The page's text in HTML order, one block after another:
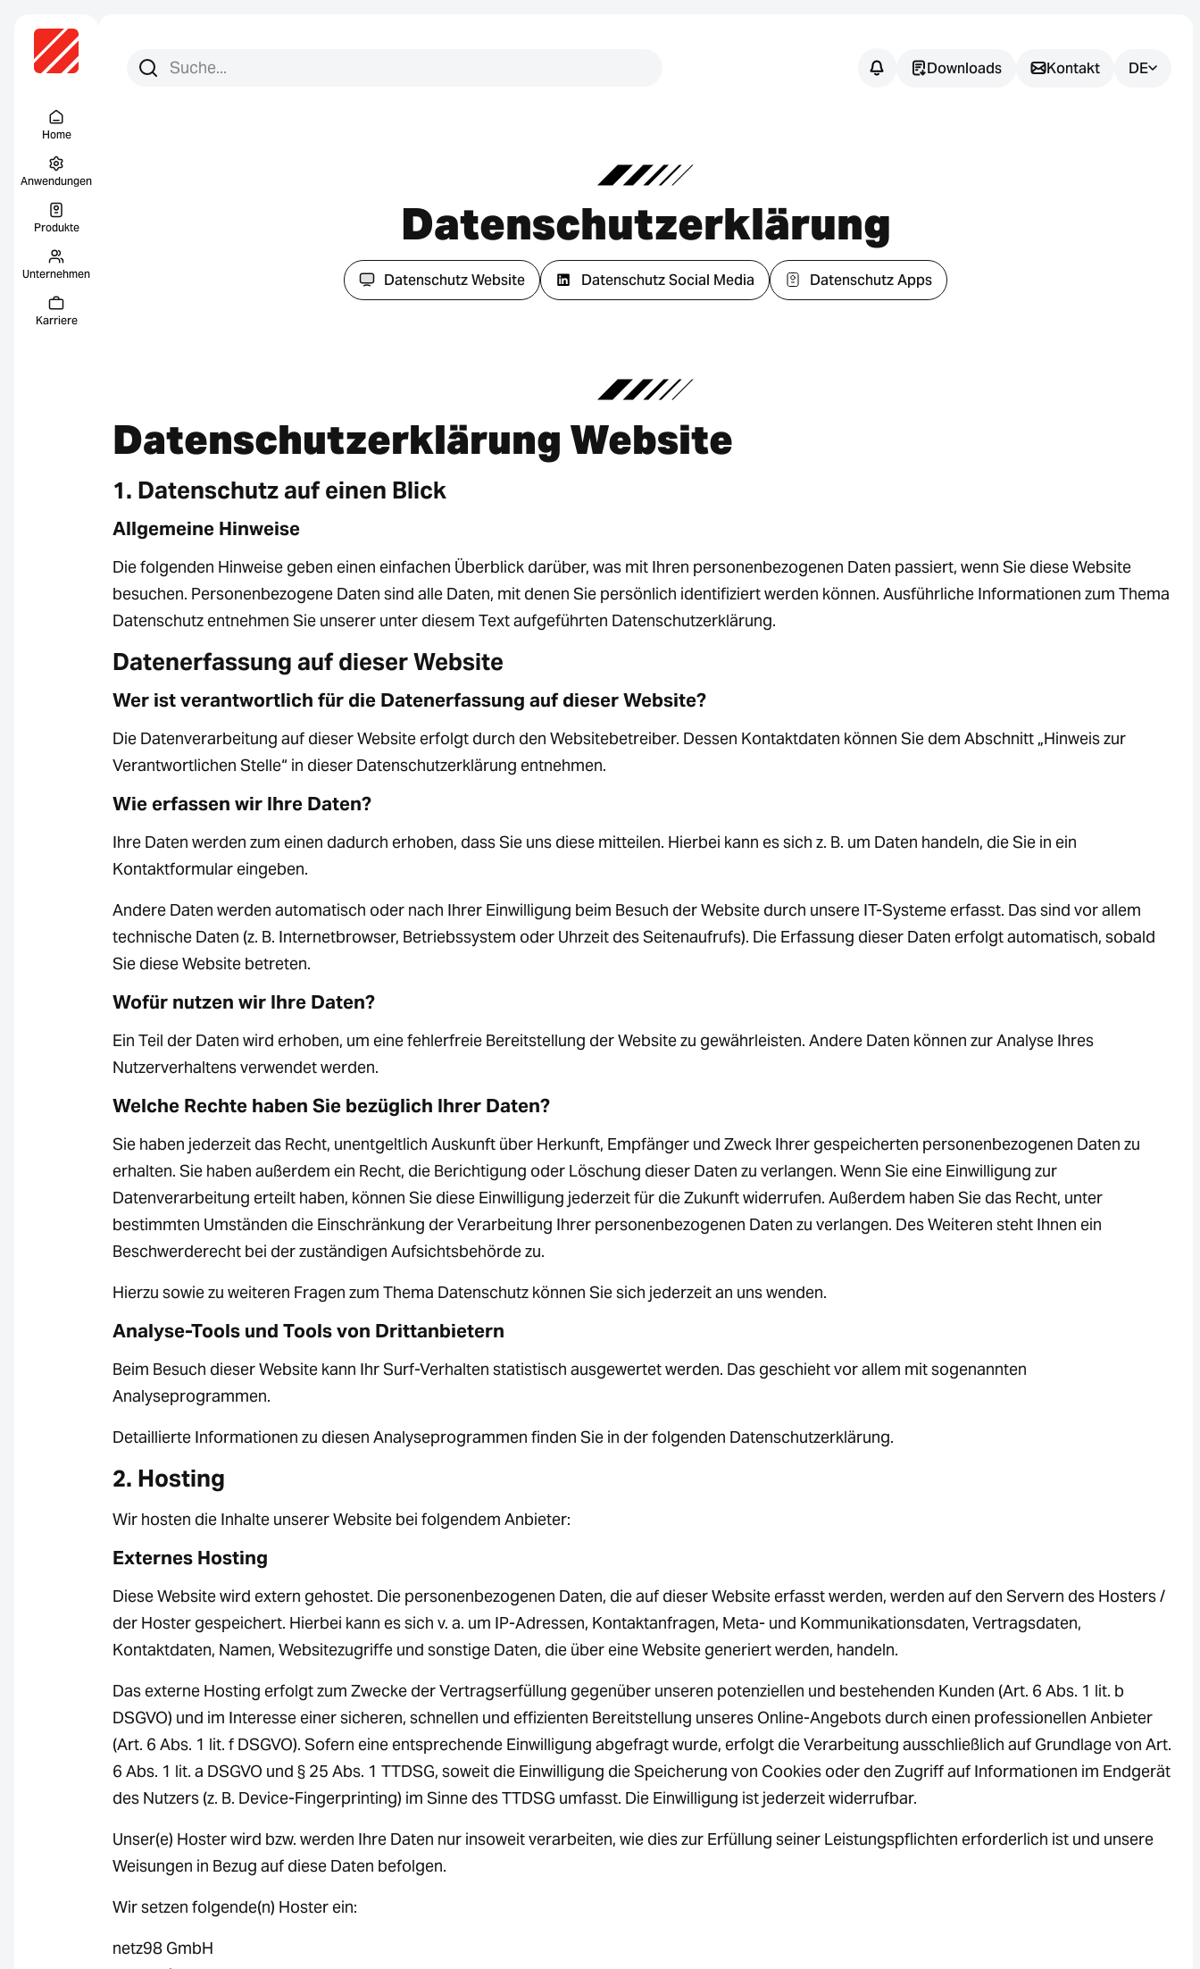
Home
Anwendungen
Produkte
Unternehmen
Karriere
Suchen Sie nach:
Suche
Downloads Kontakt DE
Datenschutzerklärung
Datenschutz Website Datenschutz Social Media Datenschutz Apps
Datenschutzerklärung Website
1. Datenschutz auf einen Blick
Allgemeine Hinweise
Die folgenden Hinweise geben einen einfachen Überblick darüber, was mit Ihren personenbezogenen Daten passiert, wenn Sie diese Website
besuchen. Personenbezogene Daten sind alle Daten, mit denen Sie persönlich identifiziert werden können. Ausführliche Informationen zum Thema
Datenschutz entnehmen Sie unserer unter diesem Text aufgeführten Datenschutzerklärung.
Datenerfassung auf dieser Website
Wer ist verantwortlich für die Datenerfassung auf dieser Website?
Die Datenverarbeitung auf dieser Website erfolgt durch den Websitebetreiber. Dessen Kontaktdaten können Sie dem Abschnitt „Hinweis zur
Verantwortlichen Stelle“ in dieser Datenschutzerklärung entnehmen.
Wie erfassen wir Ihre Daten?
Ihre Daten werden zum einen dadurch erhoben, dass Sie uns diese mitteilen. Hierbei kann es sich z. B. um Daten handeln, die Sie in ein
Kontaktformular eingeben.
Andere Daten werden automatisch oder nach Ihrer Einwilligung beim Besuch der Website durch unsere IT-Systeme erfasst. Das sind vor allem
technische Daten (z. B. Internetbrowser, Betriebssystem oder Uhrzeit des Seitenaufrufs). Die Erfassung dieser Daten erfolgt automatisch, sobald
Sie diese Website betreten.
Wofür nutzen wir Ihre Daten?
Ein Teil der Daten wird erhoben, um eine fehlerfreie Bereitstellung der Website zu gewährleisten. Andere Daten können zur Analyse Ihres
Nutzerverhaltens verwendet werden.
Welche Rechte haben Sie bezüglich Ihrer Daten?
Sie haben jederzeit das Recht, unentgeltlich Auskunft über Herkunft, Empfänger und Zweck Ihrer gespeicherten personenbezogenen Daten zu
erhalten. Sie haben außerdem ein Recht, die Berichtigung oder Löschung dieser Daten zu verlangen. Wenn Sie eine Einwilligung zur
Datenverarbeitung erteilt haben, können Sie diese Einwilligung jederzeit für die Zukunft widerrufen. Außerdem haben Sie das Recht, unter
bestimmten Umständen die Einschränkung der Verarbeitung Ihrer personenbezogenen Daten zu verlangen. Des Weiteren steht Ihnen ein
Beschwerderecht bei der zuständigen Aufsichtsbehörde zu.
Hierzu sowie zu weiteren Fragen zum Thema Datenschutz können Sie sich jederzeit an uns wenden.
Analyse-Tools und Tools von Drittanbietern
Beim Besuch dieser Website kann Ihr Surf-Verhalten statistisch ausgewertet werden. Das geschieht vor allem mit sogenannten
Analyseprogrammen.
Detaillierte Informationen zu diesen Analyseprogrammen finden Sie in der folgenden Datenschutzerklärung.
2. Hosting
Wir hosten die Inhalte unserer Website bei folgendem Anbieter:
Externes Hosting
Diese Website wird extern gehostet. Die personenbezogenen Daten, die auf dieser Website erfasst werden, werden auf den Servern des Hosters /
der Hoster gespeichert. Hierbei kann es sich v. a. um IP-Adressen, Kontaktanfragen, Meta- und Kommunikationsdaten, Vertragsdaten,
Kontaktdaten, Namen, Websitezugriffe und sonstige Daten, die über eine Website generiert werden, handeln.
Das externe Hosting erfolgt zum Zwecke der Vertragserfüllung gegenüber unseren potenziellen und bestehenden Kunden (Art. 6 Abs. 1 lit. b
DSGVO) und im Interesse einer sicheren, schnellen und effizienten Bereitstellung unseres Online-Angebots durch einen professionellen Anbieter
(Art. 6 Abs. 1 lit. f DSGVO). Sofern eine entsprechende Einwilligung abgefragt wurde, erfolgt die Verarbeitung ausschließlich auf Grundlage von Art.
6 Abs. 1 lit. a DSGVO und § 25 Abs. 1 TTDSG, soweit die Einwilligung die Speicherung von Cookies oder den Zugriff auf Informationen im Endgerät
des Nutzers (z. B. Device-Fingerprinting) im Sinne des TTDSG umfasst. Die Einwilligung ist jederzeit widerrufbar.
Unser(e) Hoster wird bzw. werden Ihre Daten nur insoweit verarbeiten, wie dies zur Erfüllung seiner Leistungspflichten erforderlich ist und unsere
Weisungen in Bezug auf diese Daten befolgen.
Wir setzen folgende(n) Hoster ein:
netz98 GmbH
passende Sensorlösung für Ihre
Anwendung zu finden.